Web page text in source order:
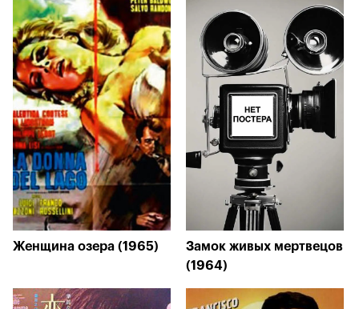
Женщина озера (1965)
Замок живых мертвецов
(1964)